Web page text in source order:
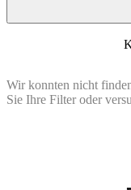
Wir konnten nicht
Sie Ihre Filter oder